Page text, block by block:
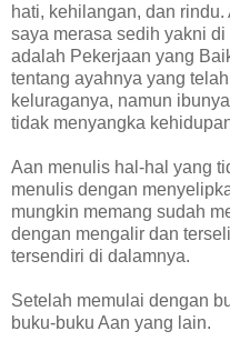
hati, kehilangan, dan
saya merasa sedih yakni
adalah Pekerjaan yang
tentang ayahnya yang
keluraganya, namun
tidak menyangka
Aan menulis hal-hal yang
menulis dengan
mungkin memang sudah
dengan mengalir dan
tersendiri di dalamnya.
Setelah memulai dengan
buku-buku Aan yang lain.